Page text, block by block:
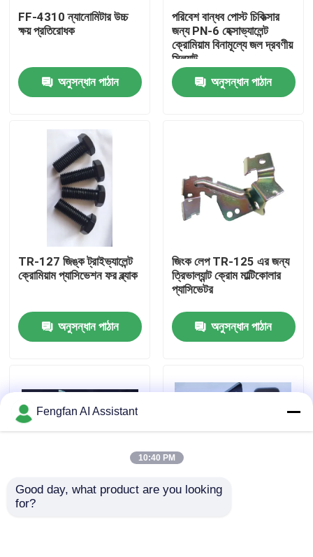
আমাদের সম্পর্কে
কারখানা পরিদর্শন
আমাদের সাথে যোগাযোগ করুন
একটি উদ্ধৃতি অনুরোধ করুন
FF-4310 ন্যানোমিটার উচ্চ
ক্ষয় প্রতিরোধক
অনুসন্ধান পাঠান
পরিবেশ বান্ধব পোস্ট চিকিত্সার
জন্য PN-6 হেক্সাভ্যালেন্ট
ক্রোমিয়াম বিনামূল্যে জল দ্রবণীয়
সিল্যান্ট
অনুসন্ধান পাঠান
TR-127 জিঙ্ক ট্রাইভ্যালেন্ট
ক্রোমিয়াম প্যাসিভেশন ফর ব্ল্যাক
অনুসন্ধান পাঠান
জিংক লেপ TR-125 এর জন্য
ত্রিভাল্যান্ট ক্রোম মাল্টিকোলার
প্যাসিভেটর
অনুসন্ধান পাঠান
TR-138 ত্রিভাল্যান্ট ক্রোম
Fengfan AI Assistant
10:40 PM
Good day, what product are you looking
for?